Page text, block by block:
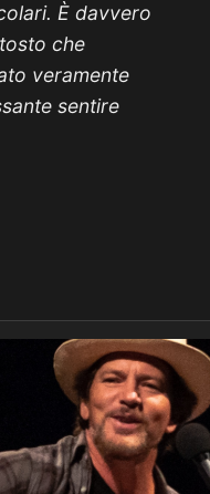
È davvero
che
veramente
sentire